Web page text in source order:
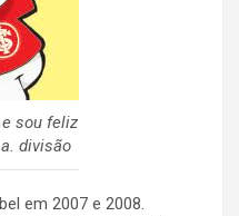
sou feliz
divisão
em 2007 e 2008.